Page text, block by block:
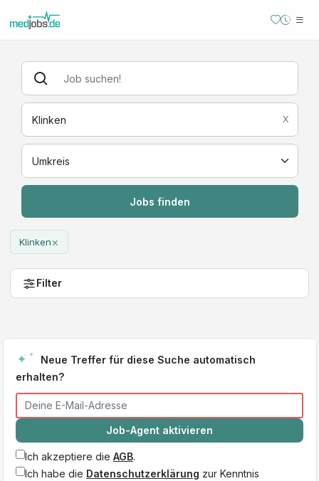
X
Jobs finden
Klinken×
Filter
Neue Treffer für diese Suche automatisch
erhalten?
Job-Agent aktivieren
Ich akzeptiere die AGB.
Ich habe die Datenschutzerklärung zur Kenntnis